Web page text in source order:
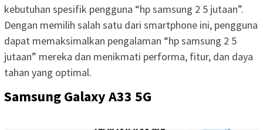
kebutuhan spesifik pengguna “hp samsung 2 5 jutaan”.
Dengan memilih salah satu dari smartphone ini, pengguna
dapat memaksimalkan pengalaman “hp samsung 2 5
jutaan” mereka dan menikmati performa, fitur, dan daya
tahan yang optimal.
Samsung Galaxy A33 5G